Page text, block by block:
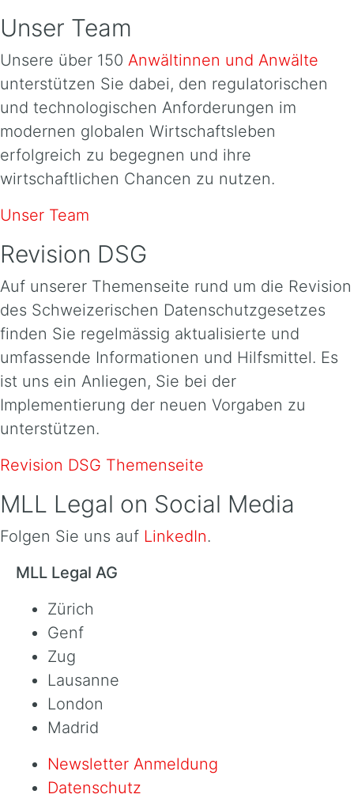
Unser Team
Unsere über 150 Anwältinnen und Anwälte
unterstützen Sie dabei, den regulatorischen
und technologischen Anforderungen im
modernen globalen Wirtschaftsleben
erfolgreich zu begegnen und ihre
wirtschaftlichen Chancen zu nutzen.
Unser Team
Revision DSG
Auf unserer Themenseite rund um die Revision
des Schweizerischen Datenschutzgesetzes
finden Sie regelmässig aktualisierte und
umfassende Informationen und Hilfsmittel. Es
ist uns ein Anliegen, Sie bei der
Implementierung der neuen Vorgaben zu
unterstützen.
Revision DSG Themenseite
MLL Legal on Social Media
Folgen Sie uns auf LinkedIn.
MLL Legal AG
Zürich
Genf
Zug
Lausanne
London
Madrid
Newsletter Anmeldung
Datenschutz